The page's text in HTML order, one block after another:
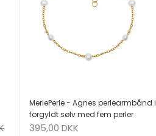
MerlePerle - Agnes perlearmbånd i
forgyldt sølv med fem perler
Salgspris
395,00 DKK